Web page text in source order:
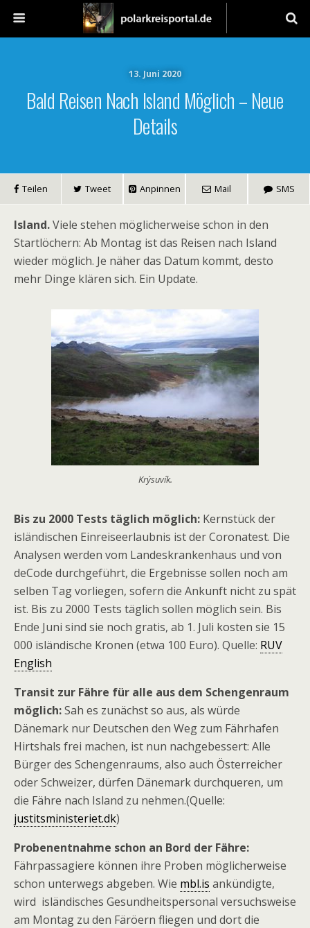
13. Juni 2020
Bald Reisen Nach Island Möglich – Neue
Details
Teilen Tweet Anpinnen Mail SMS
Island.Viele stehen möglicherweise schon in den
Startlöchern: Ab Montag ist das Reisen nach Island
wieder möglich. Je näher das Datum kommt, desto
mehr Dinge klären sich. Ein Update.
Krýsuvík.
Bis zu 2000 Tests täglich möglich: Kernstück der
isländischen Einreiseerlaubnis ist der Coronatest. Die
Analysen werden vom Landeskrankenhaus und von
deCode durchgeführt, die Ergebnisse sollen noch am
selben Tag vorliegen, sofern die Ankunft nicht zu spät
ist. Bis zu 2000 Tests täglich sollen möglich sein. Bis
Ende Juni sind sie noch gratis, ab 1. Juli kosten sie 15
000 isländische Kronen (etwa 100 Euro). Quelle: RUV
English
Transit zur Fähre für alle aus dem Schengenraum
möglich:Sah es zunächst so aus, als würde
Dänemark nur Deutschen den Weg zum Fährhafen
Hirtshals frei machen, ist nun nachgebessert: Alle
Bürger des Schengenraums, also auch Österreicher
oder Schweizer, dürfen Dänemark durchqueren, um
die Fähre nach Island zu nehmen.(Quelle:
justitsministeriet.dk)
Probenentnahme schon an Bord der Fähre:
Fährpassagiere können ihre Proben möglicherweise
schon unterwegs abgeben. Wie mbl.is ankündigte,
wird isländisches Gesundheitspersonal versuchsweise
am Montag zu den Färöern fliegen und dort die